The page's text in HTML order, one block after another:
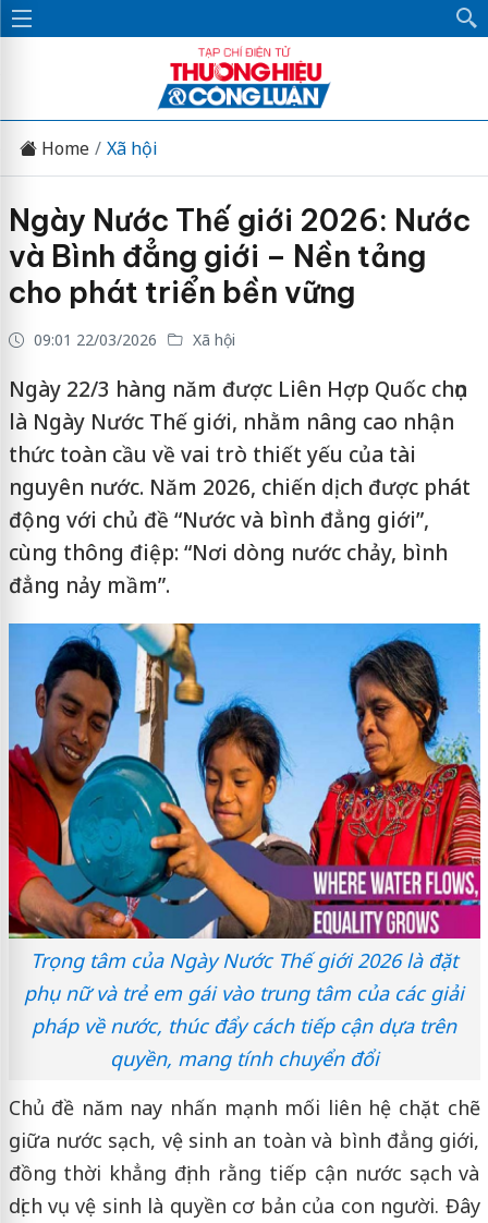
Home Xã hội
Ngày Nước Thế giới 2026: Nước
và Bình đẳng giới – Nền tảng
cho phát triển bền vững
09:01 22/03/2026 Xã hội
Ngày 22/3 hàng năm được Liên Hợp Quốc chọn
là Ngày Nước Thế giới, nhằm nâng cao nhận
thức toàn cầu về vai trò thiết yếu của tài
nguyên nước. Năm 2026, chiến dịch được phát
động với chủ đề “Nước và bình đẳng giới”,
cùng thông điệp: “Nơi dòng nước chảy, bình
đẳng nảy mầm”.
Trọng tâm của Ngày Nước Thế giới 2026 là đặt
phụ nữ và trẻ em gái vào trung tâm của các giải
pháp về nước, thúc đẩy cách tiếp cận dựa trên
quyền, mang tính chuyển đổi
Chủ đề năm nay nhấn mạnh mối liên hệ chặt chẽ
giữa nước sạch, vệ sinh an toàn và bình đẳng giới,
đồng thời khẳng định rằng tiếp cận nước sạch và
dịch vụ vệ sinh là quyền cơ bản của con người. Đây